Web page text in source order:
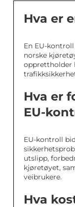
Hva er
En EU-
norske
opprettholder
Hva er
EU-
EU-kontroll
utslipp,
kjøretøyet,
veibrukere.
Hva